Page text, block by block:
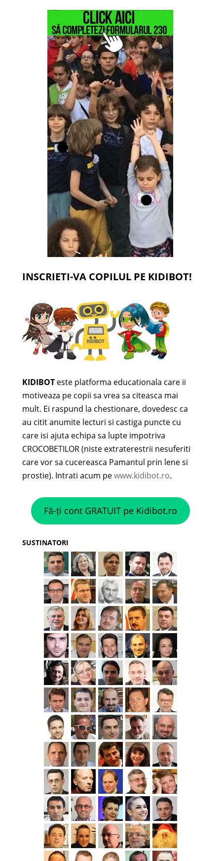
INSCRIETI-VA COPILUL PE KIDIBOT!
KIDIBOTeste platforma educationala care ii
motiveaza pe copii sa vrea sa citeasca mai
mult. Ei raspund la chestionare, dovedesc ca
au citit anumite lecturi si castiga puncte cu
care isi ajuta echipa sa lupte impotriva
CROCOBETILOR (niste extraterestrii nesuferiti
care vor sa cucereasca Pamantul prin lene si
prostie). Intrati acum pewww.kidibot.ro.
Fă-ți cont GRATUIT pe Kidibot.ro
SUSTINATORI